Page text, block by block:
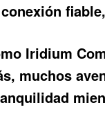
Iridium
muchos